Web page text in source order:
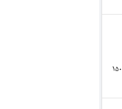
اگر بانک ملی نتواند 150 میلیارد تومان را در اختیار نکاچوب قرار دهد، قرار بر این شده که بانک به اندازه 150